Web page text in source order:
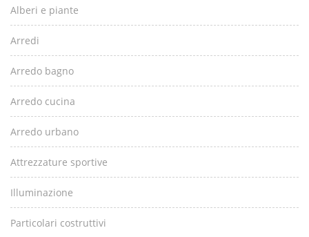
Alberi e piante
Arredi
Arredo bagno
Arredo cucina
Arredo urbano
Attrezzature sportive
Illuminazione
Particolari costruttivi